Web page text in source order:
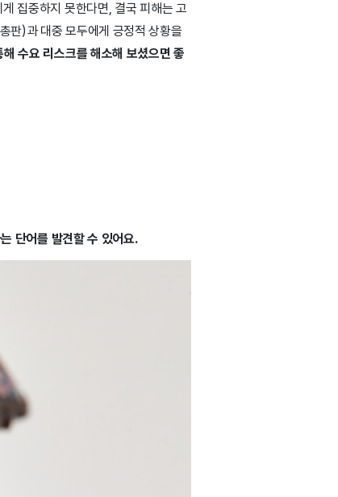
집중하지 못한다면, 결국 피해는 고
판)과 대중 모두에게 긍정적 상황을
수요 리스크를 해소해 보셨으면 좋
단어를 발견할 수 있어요.